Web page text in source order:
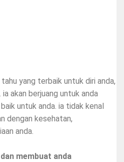
yang terbaik untuk diri anda,
akan berjuang untuk anda
untuk anda. ia tidak kenal
dengan kesehatan,
anda.
membuat anda